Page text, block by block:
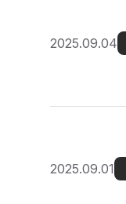
2025.09.04
2025.09.01